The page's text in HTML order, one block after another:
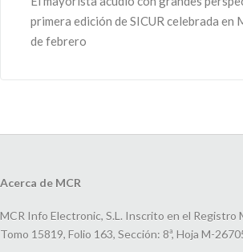
primera edición de SICUR celebrada en
de febrero
Acerca de MCR
MCR Info Electronic, S.L. Inscrito en el Registro
Tomo 15819, Folio 163, Sección: 8ª, Hoja M-